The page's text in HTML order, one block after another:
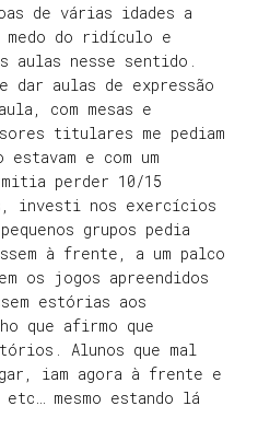
de várias idades a
do ridículo e
aulas nesse sentido.
dar aulas de expressão
com mesas e
titulares me pediam
estavam e com um
perder 10/15
investi nos exercícios
grupos pedia
à frente, a um palco
os jogos apreendidos
estórias aos
que afirmo que
Alunos que mal
iam agora à frente e
mesmo estando lá